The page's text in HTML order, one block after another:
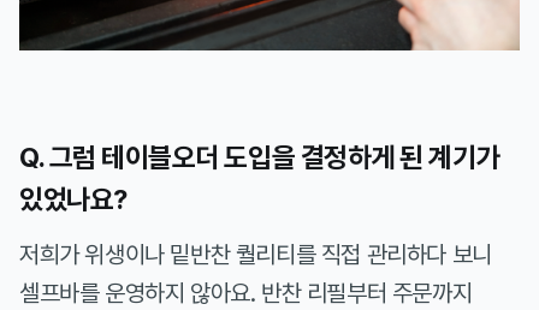
Q. 그럼 테이블오더 도입을 결정하게 된 계기가
있었나요?
저희가 위생이나 밑반찬 퀄리티를 직접 관리하다 보니
셀프바를 운영하지 않아요. 반찬 리필부터 주문까지